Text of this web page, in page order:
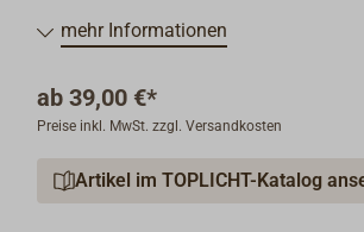
mehr Informationen
ab 39,00 €*
Preise inkl. MwSt. zzgl. Versandkosten
Artikel im TOPLICHT-Katalog